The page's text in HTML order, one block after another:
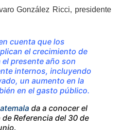
González Ricci, presidente
cuenta que los
el crecimiento de
el presente año son
internos, incluyendo
un aumento en la
en el gasto público.
da a conocer el
Referencia del 30 de